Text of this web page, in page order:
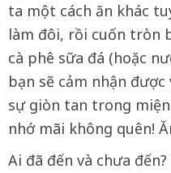
ta một cách ăn khác
làm đôi, rồi cuốn tròn
cà phê sữa đá (hoặc
bạn sẽ cảm nhận
sự giòn tan trong
nhớ mãi không quên!
Ai đã đến và chưa